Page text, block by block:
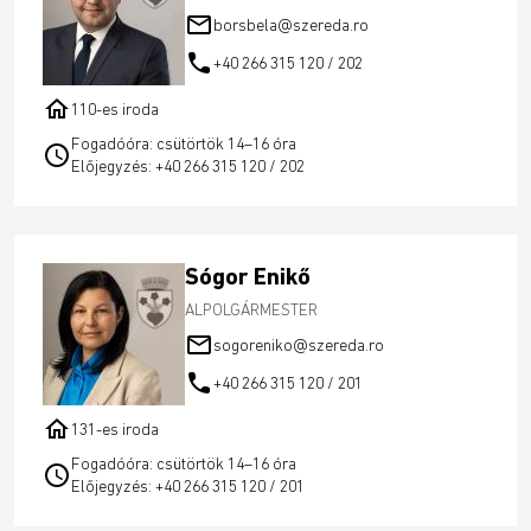
mail_outlineborsbela@szereda.ro
call+40 266 315 120 / 202
home110-es iroda
scheduleFogadóóra: csütörtök 14–16 óra
Előjegyzés: +40 266 315 120 / 202
Sógor Enikő
ALPOLGÁRMESTER
mail_outlinesogoreniko@szereda.ro
call+40 266 315 120 / 201
home131-es iroda
scheduleFogadóóra: csütörtök 14–16 óra
Előjegyzés: +40 266 315 120 / 201